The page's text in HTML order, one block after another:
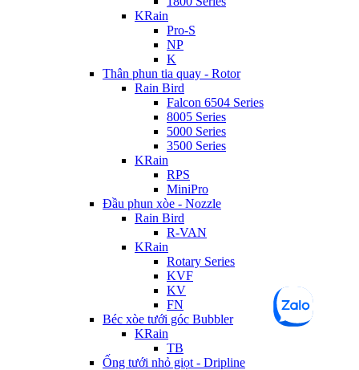
KRain
Pro-S
NP
K
Thân phun tia quay - Rotor
Rain Bird
Falcon 6504 Series
8005 Series
5000 Series
3500 Series
KRain
RPS
MiniPro
Đầu phun xòe - Nozzle
Rain Bird
R-VAN
KRain
Rotary Series
KVF
KV
FN
Béc xòe tưới góc Bubbler
KRain
TB
Ống tưới nhỏ giọt - Dripline